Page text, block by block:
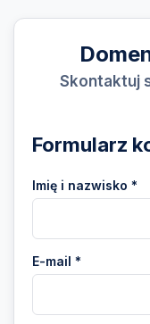
Skontaktuj
Formularz
Imię i nazwisko *
E-mail *